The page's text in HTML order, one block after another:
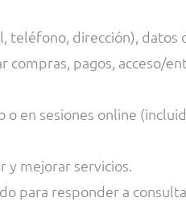
teléfono, dirección), datos
compras, pagos, acceso/
en sesiones online
y mejorar servicios.
para responder a